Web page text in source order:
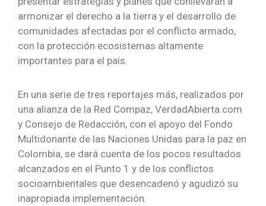
armonizar el derecho a la tierra y el desarrollo de
comunidades afectadas por el conflicto armado,
con la protección ecosistemas altamente
importantes para el país.
En una serie de tres reportajes más, realizados por
una alianza de la Red Compaz, VerdadAbierta.com
y Consejo de Redacción, con el apoyo del Fondo
Multidonante de las Naciones Unidas para la paz en
Colombia, se dará cuenta de los pocos resultados
alcanzados en el Punto 1 y de los conflictos
socioambientales que desencadenó y agudizó su
inapropiada implementación.